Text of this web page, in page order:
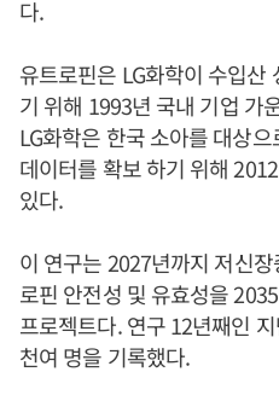
다.
유트로핀은 LG화학이 수입
기 위해 1993년 국내 기업 가
LG화학은 한국 소아를 대상
데이터를 확보 하기 위해
있다.
이 연구는 2027년까지 저신
로핀 안전성 및 유효성을
프로젝트다. 연구 12년째인
천여 명을 기록했다.